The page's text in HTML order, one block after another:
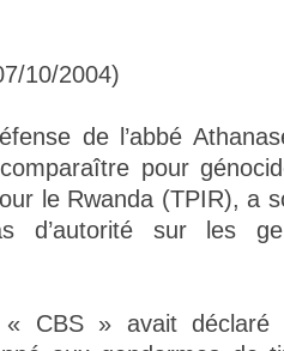
10/2004)
de l’abbé
pour
le Rwanda (TPIR), a
d’autorité sur les
CBS » avait déclaré